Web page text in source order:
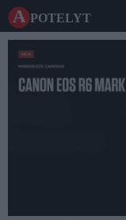
A potelyt